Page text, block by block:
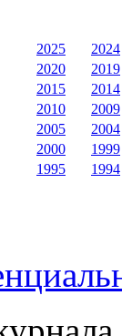
2025
2024
2020
2019
2015
2014
2010
2009
2005
2004
2000
1999
1995
1994